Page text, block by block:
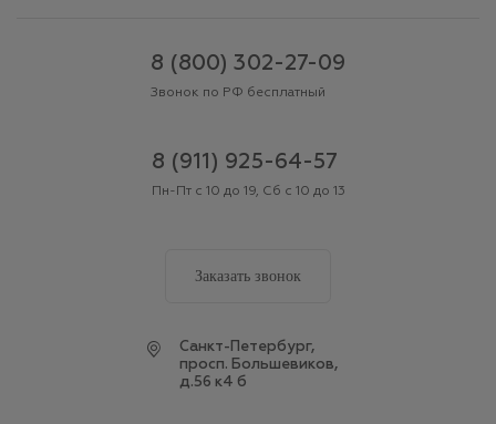
8 (800) 302-27-09
Звонок по РФ бесплатный
8 (911) 925-64-57
Пн-Пт с 10 до 19, Сб с 10 до 13
Заказать звонок
Cанкт-Петербург,
просп. Большевиков,
д.56 к4 б